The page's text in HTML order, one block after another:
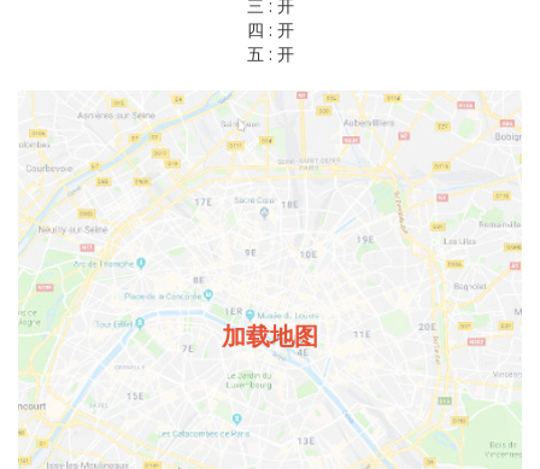
三 : 开
四 : 开
五 : 开
加载地图